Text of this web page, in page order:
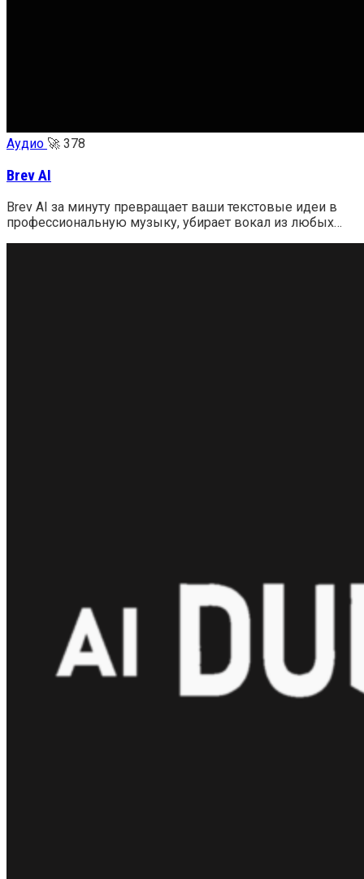
Аудио 🚀 378
Brev AI
Brev AI за минуту превращает ваши текстовые идеи в
профессиональную музыку, убирает вокал из любых…